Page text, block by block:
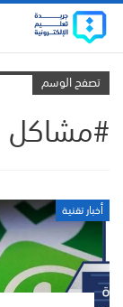
تصفح الوسم
#مشاكل
أخبار تقنية